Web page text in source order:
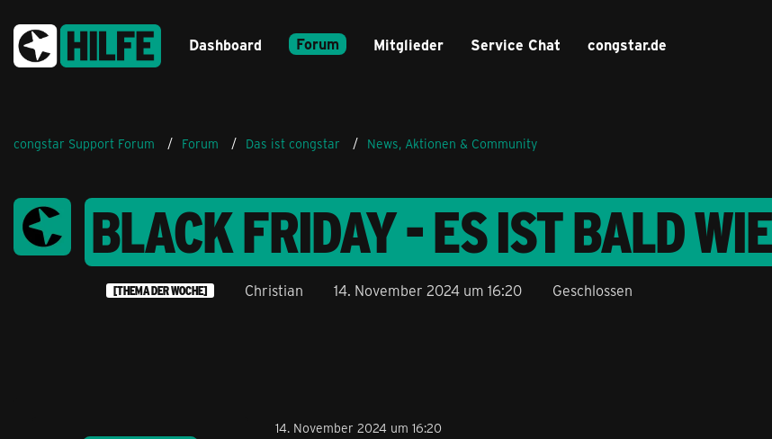
Dashboard Forum Mitglieder Service Chat congstar.de
congstar Support Forum Forum Das ist congstar News, Aktionen & Community
BLACK FRIDAY - ES IST BALD
[THEMA DER WOCHE] Christian 14. November 2024 um 16:20 Geschlossen
14. November 2024 um 16:20